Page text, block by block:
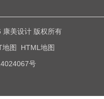
美设计 版权所有
地图
HTML地图
号